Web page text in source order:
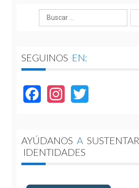
Buscar:
SEGUINOS EN:
FacebookInstagram
AYÚDANOS A SUSTENTAR
IDENTIDADES